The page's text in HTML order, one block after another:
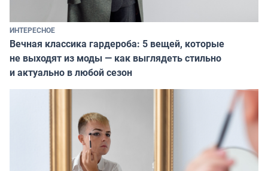
ИНТЕРЕСНОЕ
Вечная классика гардероба: 5 вещей, которые
не выходят из моды — как выглядеть стильно
и актуально в любой сезон